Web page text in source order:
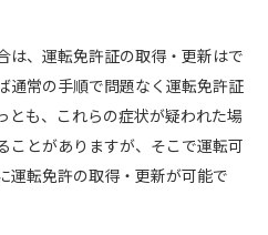
は、運転免許証の取得・更新はで
通常の手順で問題なく運転免許証
とも、これらの症状が疑われた場
ことがありますが、そこで運転可
運転免許の取得・更新が可能で